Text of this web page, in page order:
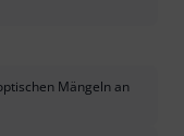
Mängeln an